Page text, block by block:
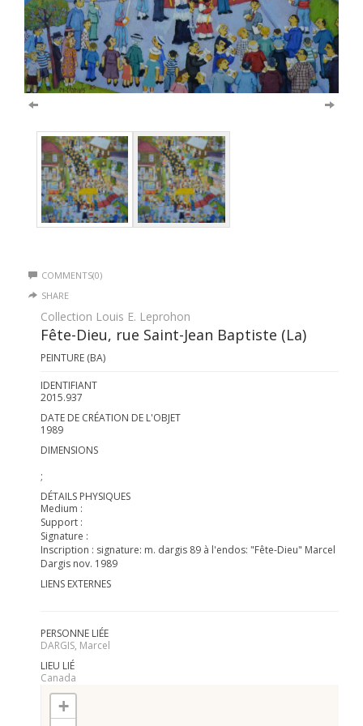
COMMENTS(0)
SHARE
Collection Louis E. Leprohon
Fête-Dieu, rue Saint-Jean Baptiste (La)
PEINTURE (BA)
IDENTIFIANT
2015.937
DATE DE CRÉATION DE L'OBJET
1989
DIMENSIONS
;
DÉTAILS PHYSIQUES
Medium :
Support :
Signature :
Inscription : signature: m. dargis 89 à l'endos: "Fête-Dieu" Marcel
Dargis nov. 1989
LIENS EXTERNES
PERSONNE LIÉE
DARGIS, Marcel
LIEU LIÉ
Canada
+